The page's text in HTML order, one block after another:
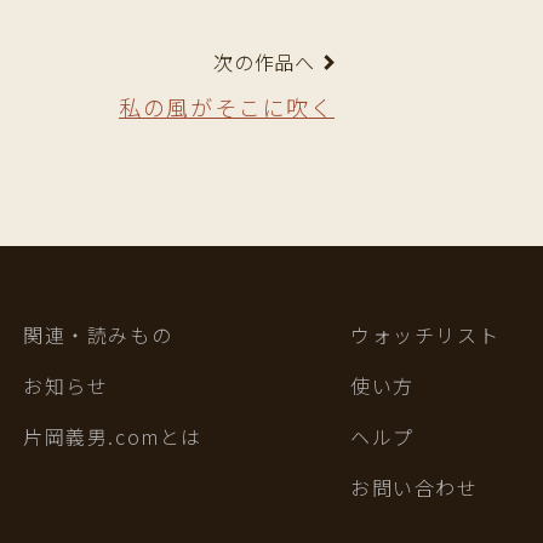
次の作品へ
私の風がそこに吹く
関連・読みもの
お知らせ
片岡義男.comとは
ウォッチリスト
使い方
ヘルプ
お問い合わせ